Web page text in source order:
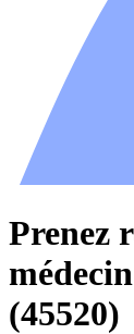
Prenez
(45520)